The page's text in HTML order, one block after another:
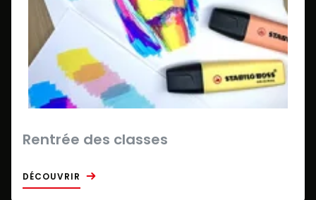
Rentrée des classes
DÉCOUVRIR